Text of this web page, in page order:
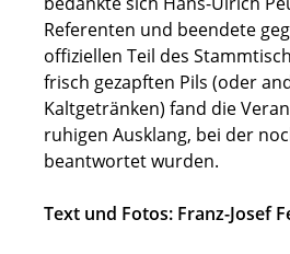
Referenten und beendete
offiziellen Teil des
frisch gezapften Pils (oder
Kaltgetränken) fand die
ruhigen Ausklang, bei der
beantwortet wurden.
Text und Fotos: Franz-Josef